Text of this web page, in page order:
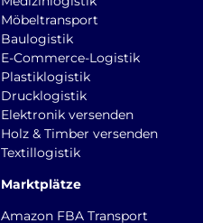
Möbeltransport
Baulogistik
E-Commerce-Logistik
Plastiklogistik
Drucklogistik
Elektronik versenden
Holz & Timber versenden
Textillogistik
Marktplätze
Amazon FBA Transport